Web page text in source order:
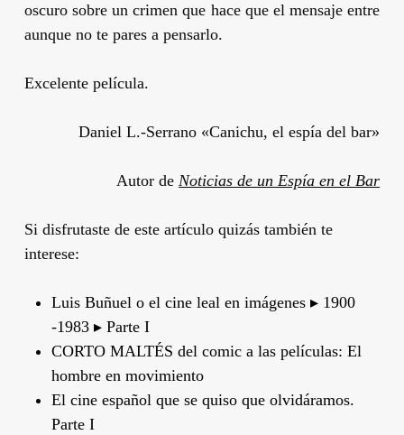
oscuro sobre un crimen que hace que el mensaje entre
aunque no te pares a pensarlo.
Excelente película.
Daniel L.-Serrano «Canichu, el espía del bar»
Autor deNoticias de un Espía en el Bar
Si disfrutaste de este artículo quizás también te
interese:
Luis Buñuel o el cine leal en imágenes ▸ 1900
-1983 ▸ Parte I
CORTO MALTÉS del comic a las películas: El
hombre en movimiento
El cine español que se quiso que olvidáramos.
Parte I